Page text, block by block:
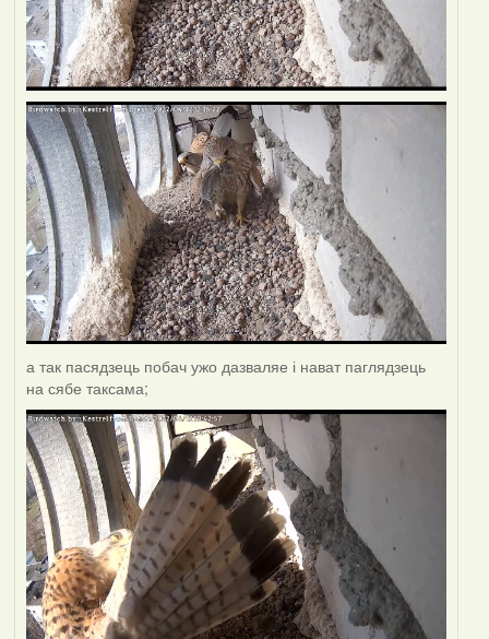
а так пасядзець побач ужо дазваляе і нават паглядзець
на сябе таксама;